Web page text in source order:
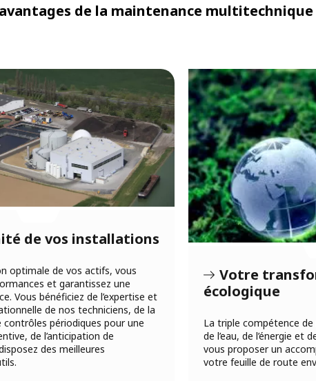
de la maintenance multitechnique
de vos installations
optimale de vos actifs, vous
et garantissez une
Vous bénéficiez de l’expertise et
de nos techniciens, de la
périodiques pour une
de l’anticipation de
des meilleures
Votre
écologique
La triple compétence
de l’eau, de l’énergie et
vous proposer un
votre feuille de route